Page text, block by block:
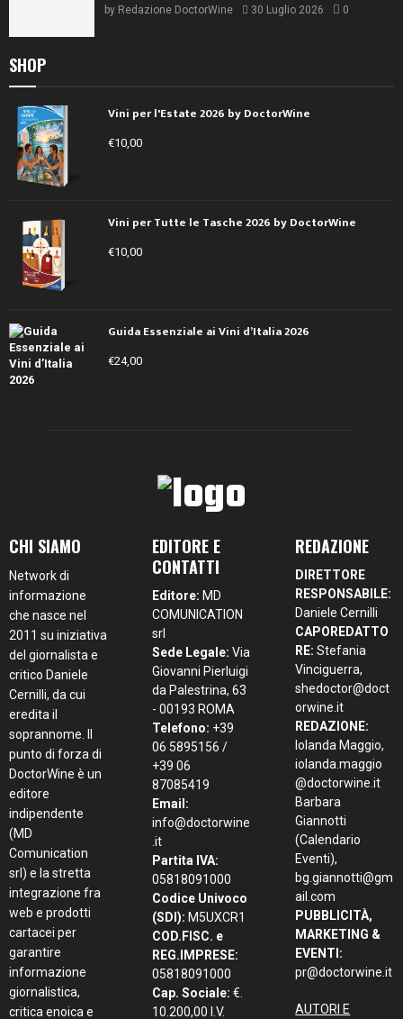
by Redazione DoctorWine 30 Luglio 2026 0
SHOP
Vini per l'Estate 2026 by DoctorWine
€10,00
Vini per Tutte le Tasche 2026 by DoctorWine
€10,00
Guida Essenziale ai Vini d’Italia 2026
€24,00
CHI SIAMO
Network di
informazione
che nasce nel
2011 su iniziativa
del giornalista e
critico Daniele
Cernilli, da cui
eredita il
soprannome. Il
punto di forza di
DoctorWine è un
editore
indipendente
(MD
Comunication
srl) e la stretta
integrazione fra
web e prodotti
cartacei per
garantire
informazione
giornalistica,
critica enoica e
EDITORE E
CONTATTI
Editore: MD
COMUNICATION
srl
Sede Legale: Via
Giovanni Pierluigi
da Palestrina, 63
- 00193 ROMA
Telefono: +39
06 5895156 /
+39 06
87085419
Email:
info@doctorwine
.it
Partita IVA:
05818091000
Codice Univoco
(SDI): M5UXCR1
COD.FISC. e
REG.IMPRESE:
05818091000
Cap. Sociale: €.
10.200,00 I.V.
REDAZIONE
DIRETTORE
RESPONSABILE:
Daniele Cernilli
CAPOREDATTO
RE: Stefania
Vinciguerra,
shedoctor@doct
orwine.it
REDAZIONE:
Iolanda Maggio,
iolanda.maggio
@doctorwine.it
Barbara
Giannotti
(Calendario
Eventi),
bg.giannotti@gm
ail.com
PUBBLICITÀ,
MARKETING &
EVENTI:
pr@doctorwine.it
AUTORI E